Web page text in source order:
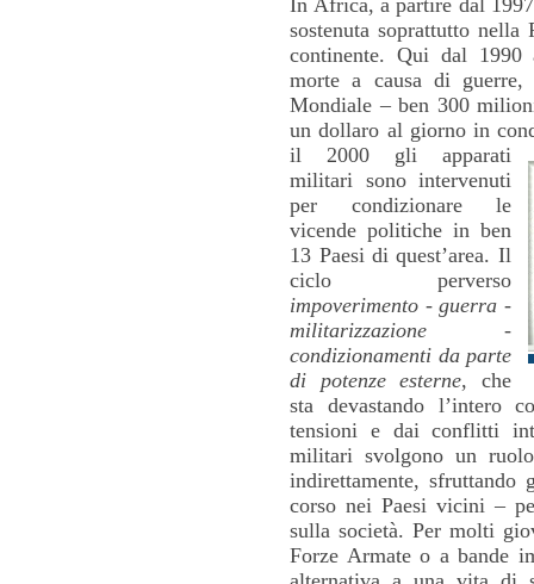
sostenuta soprattutto nella
continente. Qui dal 1990
morte a causa di
Mondiale – ben 300
un dollaro al giorno in
il 2000 gli apparati
militari sono intervenuti
per condizionare le
vicende politiche in ben
13 Paesi di quest’area. Il
ciclo perverso
impoverimento - guerra -
militarizzazione -
condizionamenti da parte
di potenze esterne, che
sta devastando l’intero
tensioni e dai conflitti
militari svolgono un
indirettamente,
corso nei Paesi vicini –
sulla società. Per molti
Forze Armate o a bande